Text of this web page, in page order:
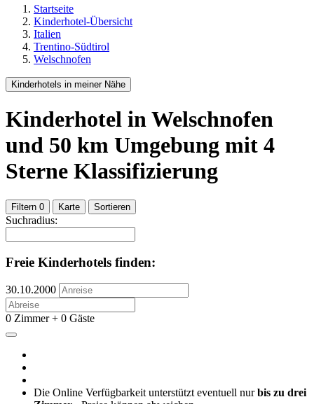
Startseite
Kinderhotel-Übersicht
Italien
Trentino-Südtirol
Welschnofen
Kinderhotels in meiner Nähe
Kinderhotel in Welschnofen
und 50 km Umgebung mit 4
Sterne Klassifizierung
Filtern 0 Karte Sortieren
Suchradius:
Freie Kinderhotels finden:
30.10.2000
0 Zimmer + 0 Gäste
Die Online Verfügbarkeit unterstützt eventuell nurbis zu drei